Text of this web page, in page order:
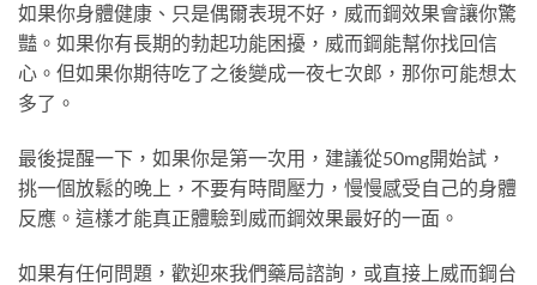
如果你身體健康、只是偶爾表現不好，威而鋼效果會讓你驚
豔。如果你有長期的勃起功能困擾，威而鋼能幫你找回信
心。但如果你期待吃了之後變成一夜七次郎，那你可能想太
多了。
最後提醒一下，如果你是第一次用，建議從50mg開始試，
挑一個放鬆的晚上，不要有時間壓力，慢慢感受自己的身體
反應。這樣才能真正體驗到威而鋼效果最好的一面。
如果有任何問題，歡迎來我們藥局諮詢，或直接上威而鋼台